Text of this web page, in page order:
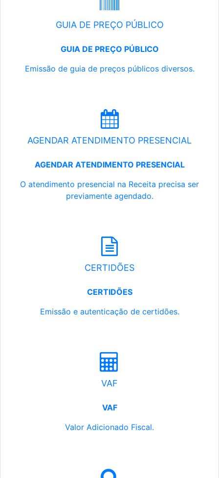
GUIA DE PREÇO PÚBLICO
GUIA DE PREÇO PÚBLICO
Emissão de guia de preços públicos diversos.
AGENDAR ATENDIMENTO PRESENCIAL
AGENDAR ATENDIMENTO PRESENCIAL
O atendimento presencial na Receita precisa ser
previamente agendado.
CERTIDÕES
CERTIDÕES
Emissão e autenticação de certidões.
VAF
VAF
Valor Adicionado Fiscal.